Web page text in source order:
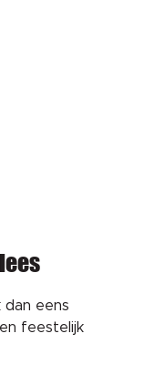
dan eens
feestelijk